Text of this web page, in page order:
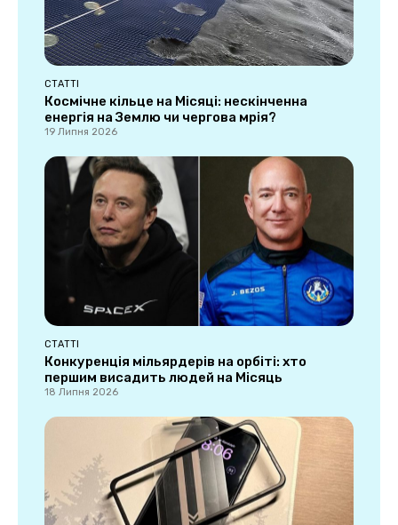
СТАТТІ
Космічне кільце на Місяці: нескінченна
енергія на Землю чи чергова мрія?
19 Липня 2026
СТАТТІ
Конкуренція мільярдерів на орбіті: хто
першим висадить людей на Місяць
18 Липня 2026